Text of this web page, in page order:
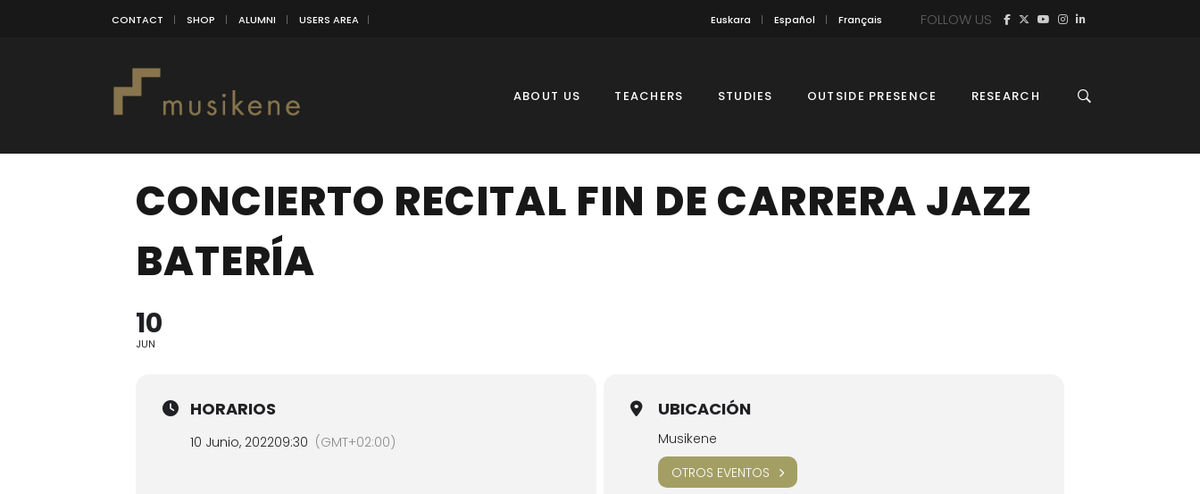
CONTACT SHOP ALUMNI USERS AREA Euskara Español Français FOLLOW US
ABOUT US TEACHERS STUDIES OUTSIDE PRESENCE RESEARCH
CONCIERTO RECITAL FIN DE CARRERA JAZZ
BATERÍA
10
JUN
HORARIOS
10 Junio, 202209:30 (GMT+02:00)
UBICACIÓN
Musikene
OTROS EVENTOS